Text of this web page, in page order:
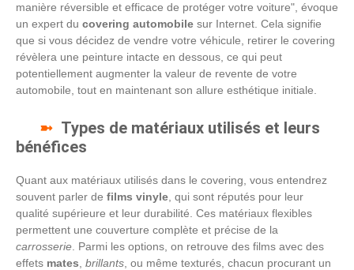
manière réversible et efficace de protéger votre voiture , évoque
un expert du covering automobile sur Internet. Cela signifie
que si vous décidez de vendre votre véhicule, retirer le covering
révèlera une peinture intacte en dessous, ce qui peut
potentiellement augmenter la valeur de revente de votre
automobile, tout en maintenant son allure esthétique initiale.
Types de matériaux utilisés et leurs
bénéfices
Quant aux matériaux utilisés dans le covering, vous entendrez
souvent parler de films vinyle , qui sont réputés pour leur
qualité supérieure et leur durabilité. Ces matériaux flexibles
permettent une couverture complète et précise de la
carrosserie . Parmi les options, on retrouve des films avec des
effets mates brillants , ou même texturés, chacun procurant un